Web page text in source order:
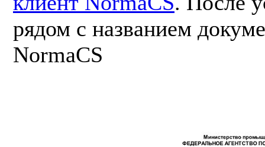
рядом с названием
NormaCS